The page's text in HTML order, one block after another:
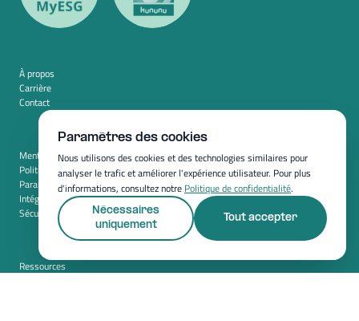
À propos
Carrière
Contact
Mentions légales
Politique de confidentialité
Paramètres des cookies
Intégration
Sécurité
Ressources
Paramètres des cookies
Nous utilisons des cookies et des technologies similaires pour
analyser le trafic et améliorer l'expérience utilisateur. Pour plus
d'informations, consultez notre Politique de confidentialité.
Nécessaires
uniquement
Tout accepter